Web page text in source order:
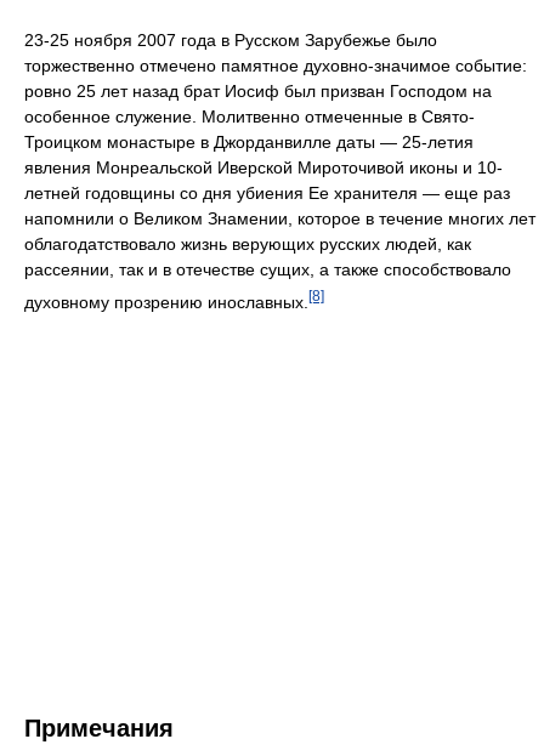
23-25 ноября 2007 года в Русском Зарубежье было
торжественно отмечено памятное духовно-значимое событие:
ровно 25 лет назад брат Иосиф был призван Господом на
особенное служение. Молитвенно отмеченные в Свято-
Троицком монастыре в Джорданвилле даты — 25-летия
явления Монреальской Иверской Мироточивой иконы и 10-
летней годовщины со дня убиения Ее хранителя — еще раз
напомнили о Великом Знамении, которое в течение многих лет
облагодатствовало жизнь верующих русских людей, как
рассеянии, так и в отечестве сущих, а также способствовало
духовному прозрению инославных. [8]
Примечания